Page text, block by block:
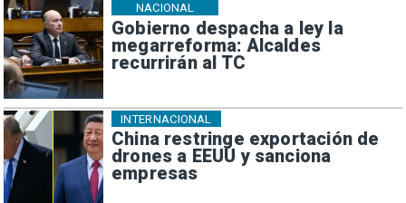
Gobierno despacha a ley la
megarreforma: Alcaldes
recurrirán al TC
NACIONAL
China restringe exportación de
drones a EEUU y sanciona
empresas
INTERNACIONAL